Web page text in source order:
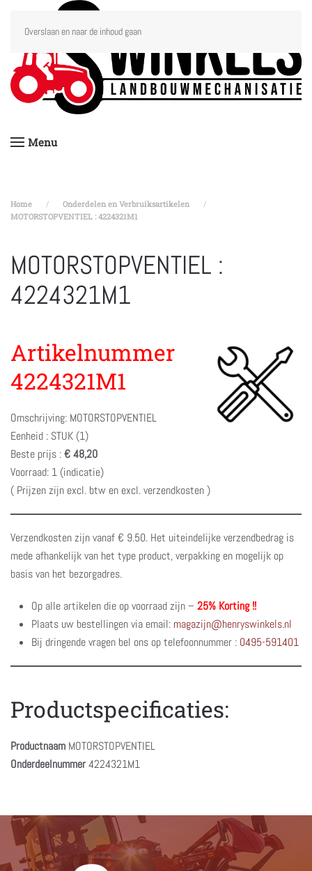
Overslaan en naar de inhoud gaan
Menu
Home
Onderdelen en Verbruiksartikelen
MOTORSTOPVENTIEL : 4224321M1
MOTORSTOPVENTIEL :
4224321M1
Artikelnummer
4224321M1
Omschrijving: MOTORSTOPVENTIEL
Eenheid : STUK (1)
Beste prijs :€ 48,20
Voorraad: 1 (indicatie)
( Prijzen zijn excl. btw en excl. verzendkosten )
Verzendkosten zijn vanaf € 9.50. Het uiteindelijke verzendbedrag is
mede afhankelijk van het type product, verpakking en mogelijk op
basis van het bezorgadres.
Op alle artikelen die op voorraad zijn – 25% Korting !!
Plaats uw bestellingen via email: magazijn@henryswinkels.nl
Bij dringende vragen bel ons op telefoonnummer : 0495-591401
Productspecificaties:
Productnaam MOTORSTOPVENTIEL
Onderdeelnummer4224321M1